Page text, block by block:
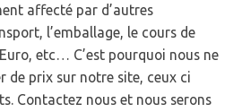
affecté par d’autres
l’emballage, le cours de
etc… C’est pourquoi nous ne
de prix sur notre site, ceux ci
Contactez nous et nous serons